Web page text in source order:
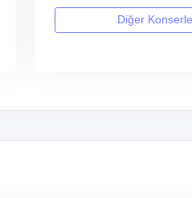
Diğer